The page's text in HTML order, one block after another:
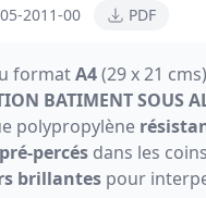
2011-00 PDF
formatA4(29 x 21
BATIMENT SOUS
polypropylène
pré-percés dans les coins
brillantes pour